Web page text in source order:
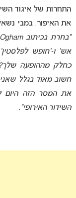
את האיפור. במבי
אש’ ו-‘חופש
כחלק מההופעה
חשוב מאוד בגלל
השידור האירופי”.